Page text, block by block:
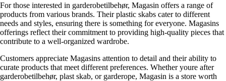
For those interested in garderobetilbehør, Magasin offers a range of
products from various brands. Their plastic skabs cater to different
needs and styles, ensuring there is something for everyone. Magasins
offerings reflect their commitment to providing high-quality pieces that
contribute to a well-organized wardrobe.
Customers appreciate Magasins attention to detail and their ability to
curate products that meet different preferences. Whether youre after
garderobetilbehør, plast skab, or garderope, Magasin is a store worth